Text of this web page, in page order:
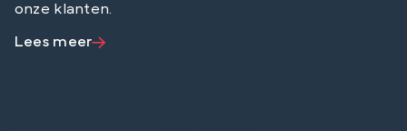
onze klanten.
Lees meer